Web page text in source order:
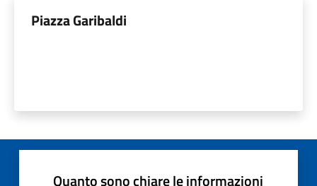
Piazza Garibaldi
Quanto sono chiare le informazioni